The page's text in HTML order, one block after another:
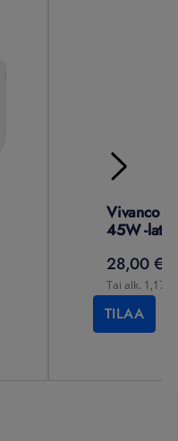
Vivanco
45W -
28,00 €
Tai alk. 1,17
TILAA